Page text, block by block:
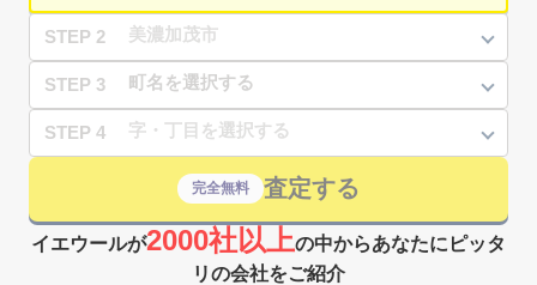
STEP 2
STEP 3
STEP 4
完全無料 査定する
イエウールが2000社以上の中からあなたにピッタ
リの会社をご紹介